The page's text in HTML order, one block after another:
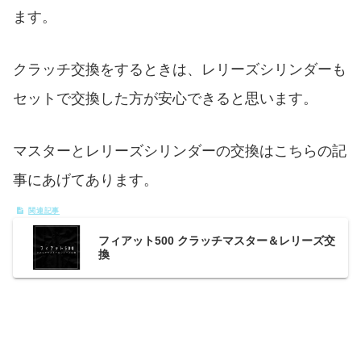
ます。
クラッチ交換をするときは、レリーズシリンダーも
セットで交換した方が安心できると思います。
マスターとレリーズシリンダーの交換はこちらの記
事にあげてあります。
フィアット500 クラッチマスター＆レリーズ交
換